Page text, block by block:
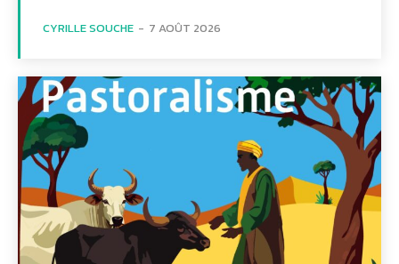
CYRILLE SOUCHE - 7 AOÛT 2026